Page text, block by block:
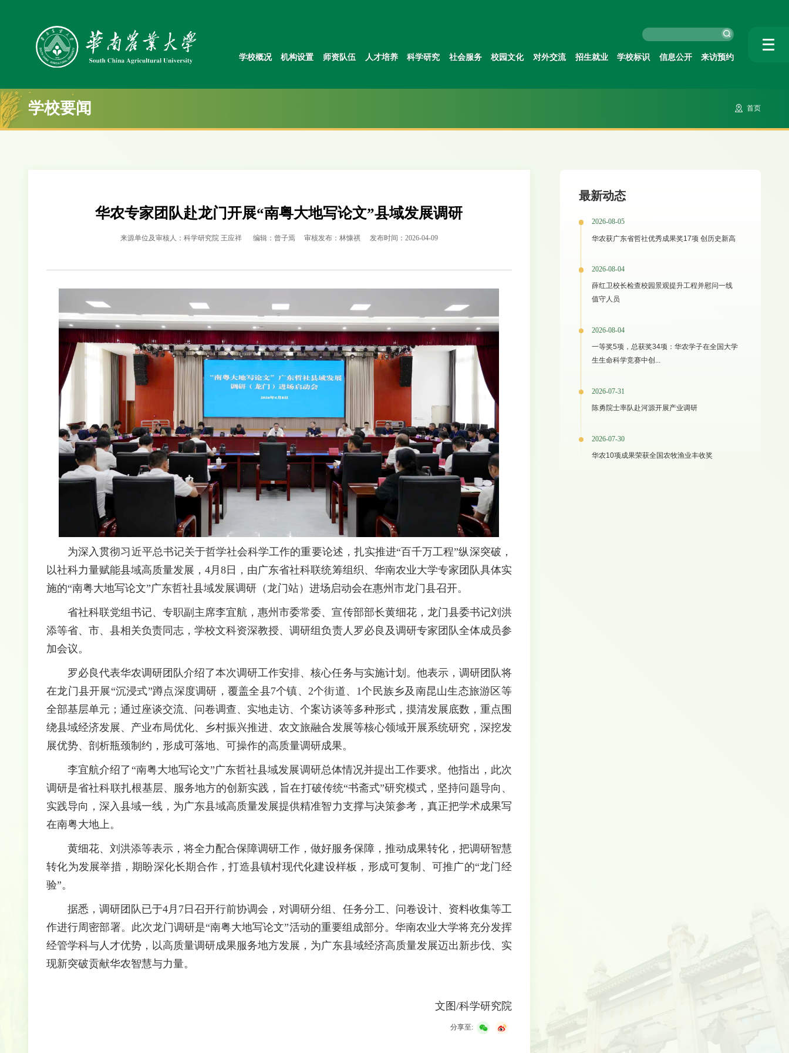
学校概况 机构设置 师资队伍 人才培养 科学研究 社会服务 校园文化 对外交流 招生就业 学校标识 信息公开 来访预约
学校要闻 首页
华农专家团队赴龙门开展“南粤大地写论文”县域发展调研
来源单位及审核人：科学研究院 王应祥 编辑：曾子焉 审核发布：林慷祺 发布时间：2026-04-09
为深入贯彻习近平总书记关于哲学社会科学工作的重要论述，扎实推进“百千万工程”纵深突破，
以社科力量赋能县域高质量发展，4月8日，由广东省社科联统筹组织、华南农业大学专家团队具体实
施的“南粤大地写论文”广东哲社县域发展调研（龙门站）进场启动会在惠州市龙门县召开。
省社科联党组书记、专职副主席李宜航，惠州市委常委、宣传部部长黄细花，龙门县委书记刘洪
添等省、市、县相关负责同志，学校文科资深教授、调研组负责人罗必良及调研专家团队全体成员参
加会议。
罗必良代表华农调研团队介绍了本次调研工作安排、核心任务与实施计划。他表示，调研团队将
在龙门县开展“沉浸式”蹲点深度调研，覆盖全县7个镇、2个街道、1个民族乡及南昆山生态旅游区等
全部基层单元；通过座谈交流、问卷调查、实地走访、个案访谈等多种形式，摸清发展底数，重点围
绕县域经济发展、产业布局优化、乡村振兴推进、农文旅融合发展等核心领域开展系统研究，深挖发
展优势、剖析瓶颈制约，形成可落地、可操作的高质量调研成果。
李宜航介绍了“南粤大地写论文”广东哲社县域发展调研总体情况并提出工作要求。他指出，此次
调研是省社科联扎根基层、服务地方的创新实践，旨在打破传统“书斋式”研究模式，坚持问题导向、
实践导向，深入县域一线，为广东县域高质量发展提供精准智力支撑与决策参考，真正把学术成果写
在南粤大地上。
黄细花、刘洪添等表示，将全力配合保障调研工作，做好服务保障，推动成果转化，把调研智慧
转化为发展举措，期盼深化长期合作，打造县镇村现代化建设样板，形成可复制、可推广的“龙门经
验”。
据悉，调研团队已于4月7日召开行前协调会，对调研分组、任务分工、问卷设计、资料收集等工
作进行周密部署。此次龙门调研是“南粤大地写论文”活动的重要组成部分。华南农业大学将充分发挥
经管学科与人才优势，以高质量调研成果服务地方发展，为广东县域经济高质量发展迈出新步伐、实
现新突破贡献华农智慧与力量。
文图/科学研究院
分享至:
最新动态
2026-08-05
华农获广东省哲社优秀成果奖17项 创历史新高
2026-08-04
薛红卫校长检查校园景观提升工程并慰问一线
值守人员
2026-08-04
一等奖5项，总获奖34项：华农学子在全国大学
生生命科学竞赛中创...
2026-07-31
陈勇院士率队赴河源开展产业调研
2026-07-30
华农10项成果荣获全国农牧渔业丰收奖